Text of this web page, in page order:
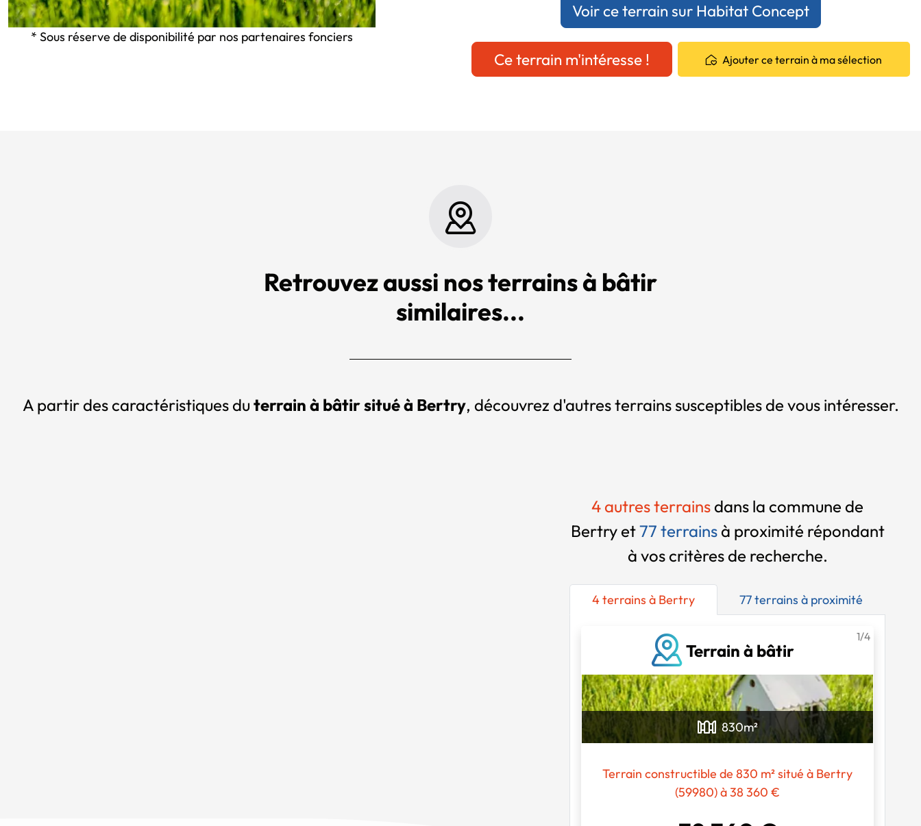
Voir ce terrain sur Habitat Concept
Ce terrain m'intéresse ! Ajouter ce terrain à ma sélection
* Sous réserve de disponibilité par nos partenaires fonciers
Retrouvez aussi nos terrains à bâtir
similaires...
A partir des caractéristiques du terrain à bâtir situé à Bertry, découvrez d'autres terrains susceptibles de vous intéresser.
4 autres terrainsdans la commune de
Bertry et77 terrainsà proximité répondant
à vos critères de recherche.
4 terrains à Bertry 77 terrains à proximité
Terrain à bâtir
1/4
830m²
Terrain constructible de 830 m² situé à Bertry
(59980) à 38 360 €